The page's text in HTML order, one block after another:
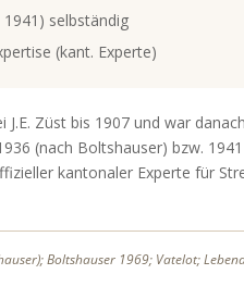
1941) selbständig
(kant. Experte)
Züst bis 1907 und war
(nach Boltshauser) bzw.
kantonaler Experte für
Boltshauser 1969; Vatelot;